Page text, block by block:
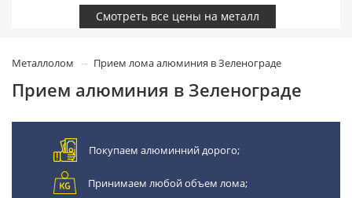
Смотреть все цены на металл
Металлолом Прием лома алюминия в Зеленограде
Прием алюминия в Зеленограде
Покупаем алюминний дорого;
Принимаем любой объем лома;